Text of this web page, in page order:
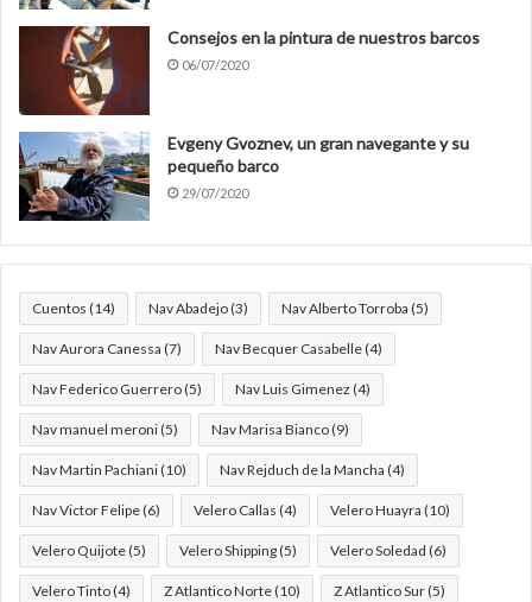
Consejos en la pintura de nuestros barcos
06/07/2020
Evgeny Gvoznev, un gran navegante y su
pequeño barco
29/07/2020
Cuentos (14) Nav Abadejo(3) Nav Alberto Torroba (5)
Nav Aurora Canessa (7) Nav Becquer Casabelle(4)
Nav Federico Guerrero(5) Nav Luis Gimenez (4)
Nav manuel meroni(5) Nav Marisa Bianco(9)
Nav Martin Pachiani(10) Nav Rejduch de la Mancha (4)
Nav Victor Felipe(6) Velero Callas (4) Velero Huayra (10)
Velero Quijote(5) Velero Shipping(5) Velero Soledad (6)
Velero Tinto(4) Z Atlantico Norte(10) Z Atlantico Sur(5)